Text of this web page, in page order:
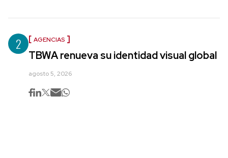
2 AGENCIAS
TBWA renueva su identidad visual global
agosto 5, 2026